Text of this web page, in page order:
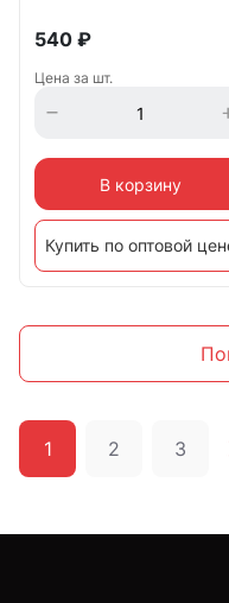
540 ₽
Цена за шт.
В корзину
Купить по оптовой
1 2 3